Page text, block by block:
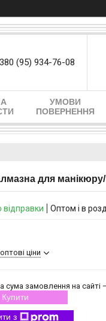
(95) 934-76-08
УМОВИ
ПОВЕРНЕННЯ
для
відправки Оптом і в
ціни
сума замовлення на сайті
Купити
з